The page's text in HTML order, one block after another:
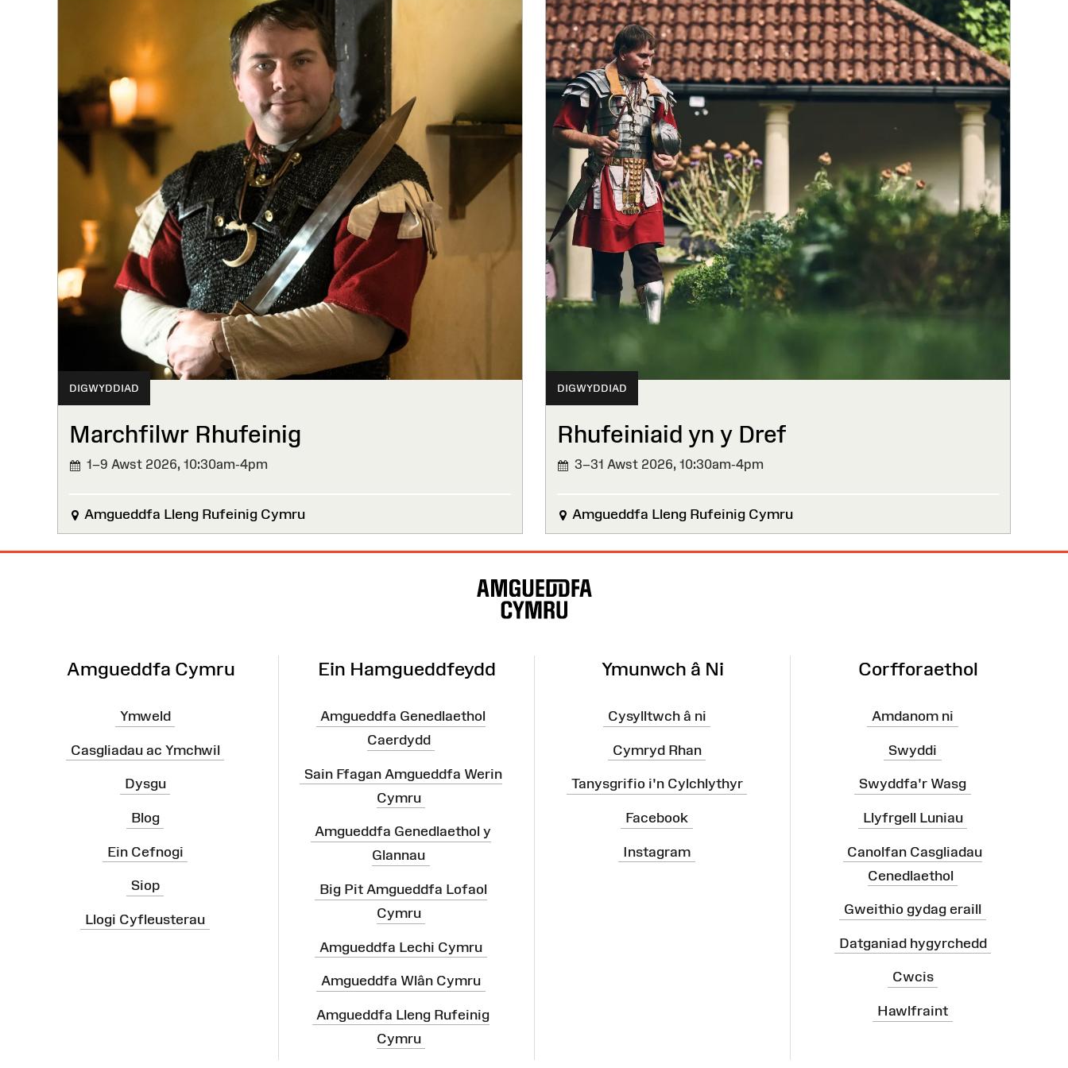
DIGWYDDIAD
Marchfilwr Rhufeinig
1–9 Awst 2026, 10:30am-4pm
Amgueddfa Lleng Rufeinig Cymru
DIGWYDDIAD
Rhufeiniaid yn y Dref
3–31 Awst 2026, 10:30am-4pm
Amgueddfa Lleng Rufeinig Cymru
Amgueddfa Cymru
Ymweld
Casgliadau ac Ymchwil
Dysgu
Blog
Ein Cefnogi
Siop
Llogi Cyfleusterau
Ein Hamgueddfeydd
Amgueddfa Genedlaethol
Caerdydd
Sain Ffagan Amgueddfa Werin
Cymru
Amgueddfa Genedlaethol y
Glannau
Big Pit Amgueddfa Lofaol
Cymru
Amgueddfa Lechi Cymru
Amgueddfa Wlân Cymru
Amgueddfa Lleng Rufeinig
Cymru
Ymunwch â Ni
Cysylltwch â ni
Cymryd Rhan
Tanysgrifio i'n Cylchlythyr
Facebook
Instagram
Corfforaethol
Amdanom ni
Swyddi
Swyddfa'r Wasg
Llyfrgell Luniau
Canolfan Casgliadau
Cenedlaethol
Gweithio gydag eraill
Datganiad hygyrchedd
Cwcis
Hawlfraint